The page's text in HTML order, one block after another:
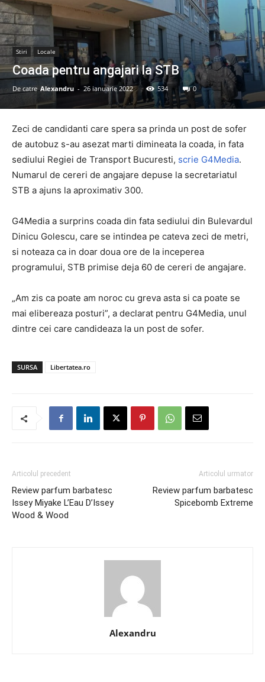
Stiri Locale
Coada pentru angajari la STB
De catre Alexandru - 26 ianuarie 2022 534 0
Zeci de candidanti care spera sa prinda un post de sofer
de autobuz s-au asezat marti dimineata la coada, in fata
sediului Regiei de Transport Bucuresti, scrie G4Media.
Numarul de cereri de angajare depuse la secretariatul
STB a ajuns la aproximativ 300.
G4Media a surprins coada din fata sediului din Bulevardul
Dinicu Golescu, care se intindea pe cateva zeci de metri,
si noteaza ca in doar doua ore de la inceperea
programului, STB primise deja 60 de cereri de angajare.
„Am zis ca poate am noroc cu greva asta si ca poate se
mai elibereaza posturi”, a declarat pentru G4Media, unul
dintre cei care candideaza la un post de sofer.
SURSA Libertatea.ro
Articolul precedent
Review parfum barbatesc
Issey Miyake L’Eau D’Issey
Wood & Wood
Articolul urmator
Review parfum barbatesc
Spicebomb Extreme
Alexandru